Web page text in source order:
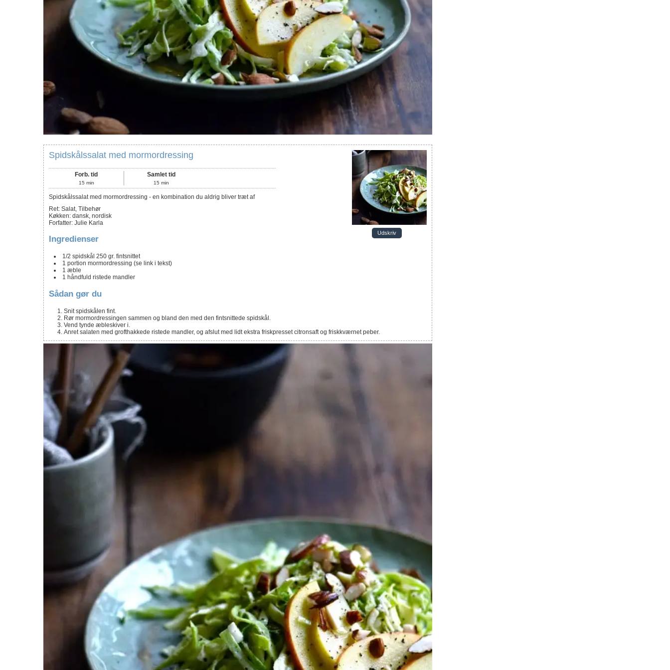
Udskriv
Spidskålssalat med mormordressing
Forb. tid
15 min
Samlet tid
15 min
Spidskålssalat med mormordressing - en kombination du aldrig bliver træt af
Ret: Salat, Tilbehør
Køkken: dansk, nordisk
Forfatter: Julie Karla
Ingredienser
1/2 spidskål 250 gr. fintsnittet
1 portion mormordressing (se link i tekst)
1 æble
1 håndfuld ristede mandler
Sådan gør du
Snit spidskålen fint.
Rør mormordressingen sammen og bland den med den fintsnittede spidskål.
Vend tynde æbleskiver i.
Anret salaten med grofthakkede ristede mandler, og afslut med lidt ekstra friskpresset citronsaft og friskkværnet peber.